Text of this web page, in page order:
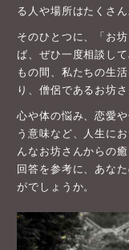
る人や場所はたくさん
そのひとつに、「お
ば、ぜひ一度相談し
もの間、私たちの生
り、僧侶であるお坊
心や体の悩み、恋愛
う意味など、人生に
んなお坊さんからの
回答を参考に、あな
がでしょうか。